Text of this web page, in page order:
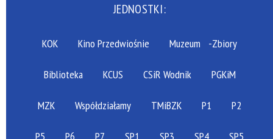
JEDNOSTKI:
KOK Kino Przedwiośnie Muzeum -Zbiory
Biblioteka KCUS CSiR Wodnik PGKiM
MZK Współdziałamy TMiBZK P1 P2
P5 P6 P7 SP1 SP3 SP4 SP5